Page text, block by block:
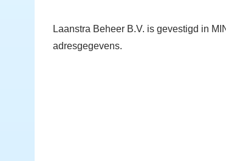
Laanstra Beheer B.V. is gevestigd in
adresgegevens.